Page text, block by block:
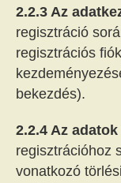
2.2.3 Az
regisztráció
regisztrációs
bekezdés).
2.2.4 Az
regisztrációhoz
vonatkozó